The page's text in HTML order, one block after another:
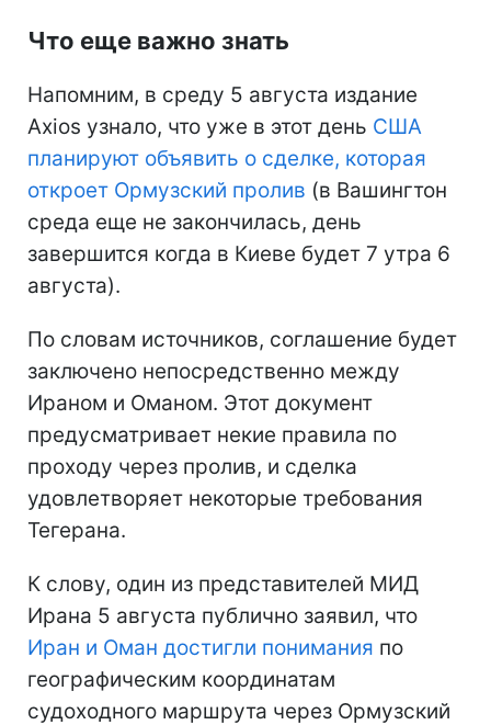
Что еще важно знать
Напомним, в среду 5 августа издание
Axios узнало, что уже в этот день США
планируют объявить о сделке, которая
откроет Ормузский пролив (в Вашингтон
среда еще не закончилась, день
завершится когда в Киеве будет 7 утра 6
августа).
По словам источников, соглашение будет
заключено непосредственно между
Ираном и Оманом. Этот документ
предусматривает некие правила по
проходу через пролив, и сделка
удовлетворяет некоторые требования
Тегерана.
К слову, один из представителей МИД
Ирана 5 августа публично заявил, что
Иран и Оман достигли понимания по
географическим координатам
судоходного маршрута через Ормузский